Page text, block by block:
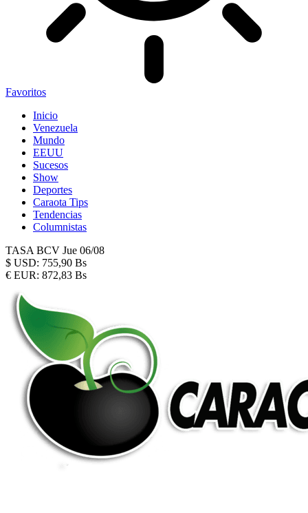
Favoritos
Inicio
Venezuela
Mundo
EEUU
Sucesos
Show
Deportes
Caraota Tips
Tendencias
Columnistas
TASA BCV Jue 06/08
$ USD: 755,90 Bs
€ EUR: 872,83 Bs